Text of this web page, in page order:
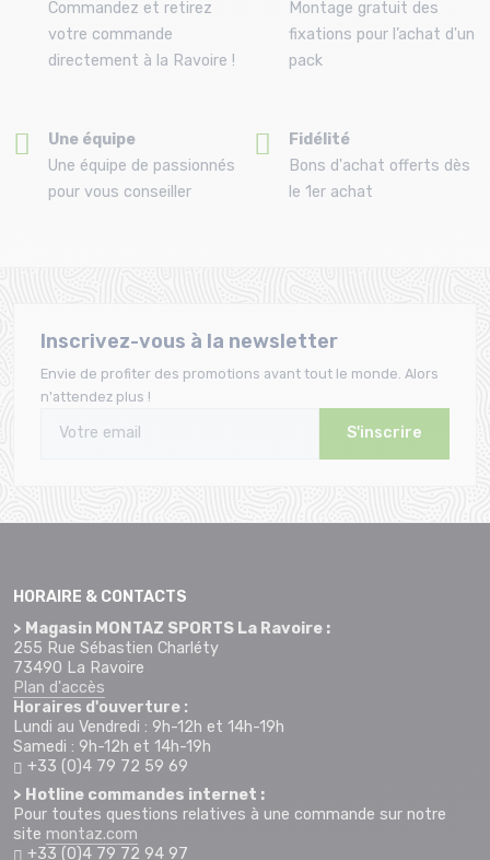
Commandez et retirez
votre commande
directement à la Ravoire !
Montage gratuit des
fixations pour l’achat d'un
pack
Une équipe
Une équipe de passionnés
pour vous conseiller
Fidélité
Bons d'achat offerts dès
le 1er achat
Inscrivez-vous à la newsletter
Envie de profiter des promotions avant tout le monde. Alors
n'attendez plus !
S'inscrire
HORAIRE & CONTACTS
> Magasin MONTAZ SPORTS La Ravoire :
255 Rue Sébastien Charléty
73490 La Ravoire
Plan d'accès
Horaires d'ouverture :
Lundi au Vendredi : 9h-12h et 14h-19h
Samedi : 9h-12h et 14h-19h
+33 (0)4 79 72 59 69
> Hotline commandes internet :
Pour toutes questions relatives à une commande sur notre
site montaz.com
+33 (0)4 79 72 94 97